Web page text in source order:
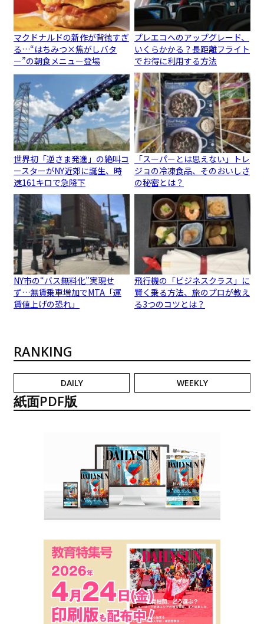
マクドナルドの新作が背徳すぎ
る…“はちみつ×焦がしバタ
ー”の朝食メニュー登場
プレエコへのアップグレード、
いくらかかる？長距離フライト
でお得に利用する方法
世界初「逆さま発進」の絶叫コ
ースターがNY近郊に誕生、時
速161キロで急降下
「スーパーとは思えない」トレ
ジョの冷凍食品、そのおいしさ
の秘密とは？
NY市の“バス無料化”実現せ
ず…無賃乗車増加でMTA「運
賃値上げの恐れ」
飛行機の「ビジネスクラス」に
賢く乗る方法、旅のプロが教え
る3つのコツとは？
RANKING
DAILY WEEKLY
紙面PDF版